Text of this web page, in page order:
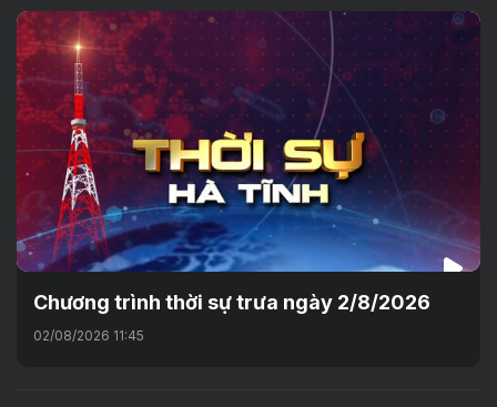
Chương trình thời sự trưa ngày 2/8/2026
02/08/2026 11:45